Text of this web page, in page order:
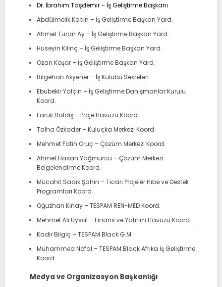
Dr. İbrahim Taşdemir – İş Geliştirme Başkanı
Abdülmelik Koçin – İş Geliştirme Başkan Yard.
Ahmet Turan Ay – İş Geliştirme Başkan Yard.
Hüseyin Kılınç – İş Geliştirme Başkan Yard.
Ozan Koşar – İş Geliştirme Başkan Yard.
Bilgehan Akyener – İş Kulübü Sekreteri
Ebubekir Yalçın – İş Geliştirme Danışmanlar Kurulu
Koord.
Faruk Baldiş – Proje Havuzu Koord.
Talha Özkader – Kuluçka Merkezi Koord.
Mehmet Fatih Oruç – Çözüm Merkezi Koord.
Ahmet Hasan Yağmurcu – Çözüm Merkezi
Belgelendirme Koord.
Mücahit Sadık Şahin – Ticari Projeler Hibe ve Destek
Programları Koord.
Oğuzhan Kınay – TESPAM REN-MED Koord.
Mehmet Ali Uysal – Finans ve Yatırım Havuzu Koord.
Kadir Bilgiç – TESPAM Black G.M.
Muhammed Nofal – TESPAM Black Afrika İş Geliştirme
Koord.
Medya ve Organizasyon Başkanlığı